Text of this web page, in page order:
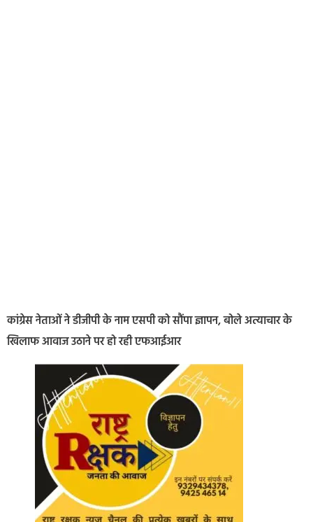
कांग्रेस नेताओं ने डीजीपी के नाम एसपी को सौंपा ज्ञापन, बोले अत्याचार के
खिलाफ आवाज उठाने पर हो रही एफआईआर